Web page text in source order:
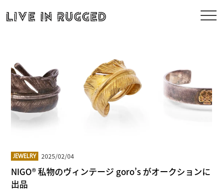
JEWELRY 2025/02/04
NIGO® 私物のヴィンテージ goro’s がオークションに
出品